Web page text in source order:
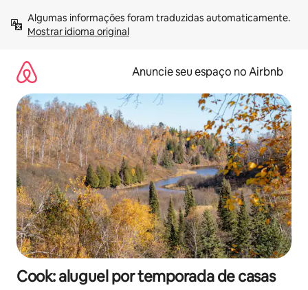
para
Mostrar idioma original
Anuncie seu espaço no Airbnb
Cook: aluguel por temporada de casas